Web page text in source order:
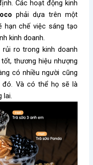
Các hoạt động kinh
phải dựa trên một
hạn chế việc sáng tạo
kinh doanh.
rủi ro trong kinh doanh
thương hiệu nhượng
có nhiều người cũng
đó. Và có thể họ sẽ là